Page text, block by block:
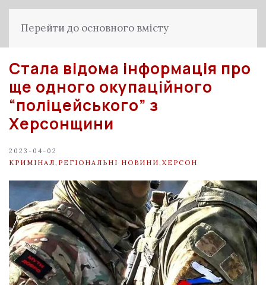
Перейти до основного вмісту
Стала відома інформація про
ще одного окупаційного
“поліцейського” з
Херсонщини
2023-04-02
КРИМІНАЛ РЕГІОНАЛЬНІ НОВИНИ ХЕРСОН